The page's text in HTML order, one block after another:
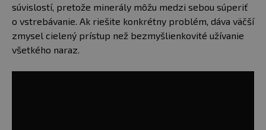
súvislostí, pretože minerály môžu medzi sebou súperiť
o vstrebávanie. Ak riešite konkrétny problém, dáva väčší
zmysel cielený prístup než bezmyšlienkovité užívanie
všetkého naraz.